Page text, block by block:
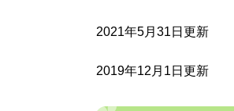
2021年5月31日更新
2019年12月1日更新